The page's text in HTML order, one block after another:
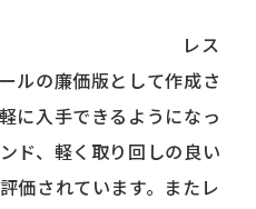
レス
ルの廉価版として作成さ
に入手できるようになっ
ド、軽く取り回しの良い
価されています。またレ